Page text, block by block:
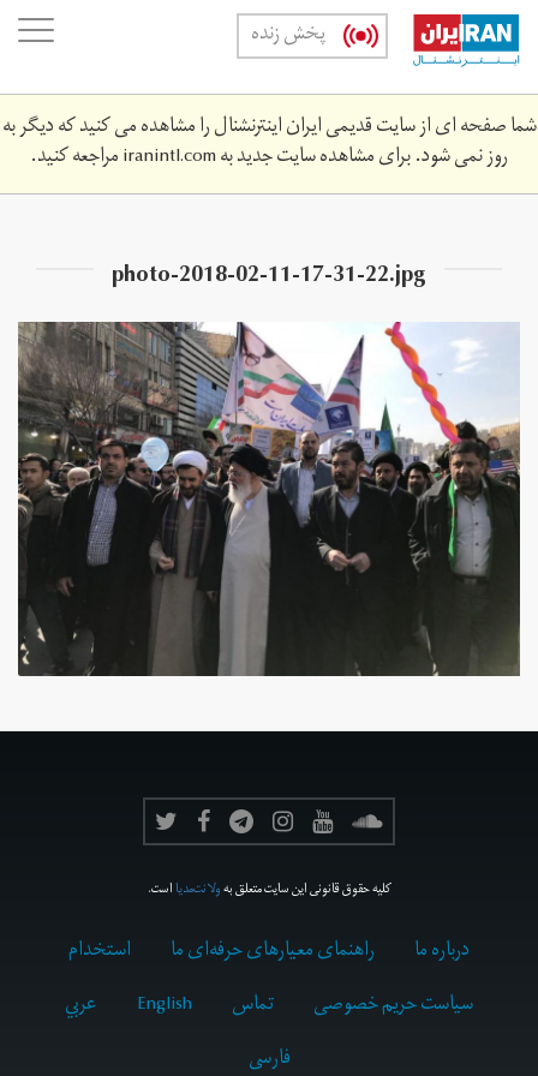
Skip
main
content
پخش زنده
شما صفحه ای از سایت قدیمی ایران اینترنشنال را مشاهده می کنید که دیگر به
روز نمی شود. برای مشاهده سایت جدید بهiranintl.comمراجعه کنید.
photo-2018-02-11-17-31-22.jpg
کلیه حقوق قانونی این سایت متعلق بهولانت‌مدیااست.
درباره ما راهنمای معیارهای حرفه‌ای ما
استخدام
سیاست حریم خصوصی
تماس English
عربي
فارسى